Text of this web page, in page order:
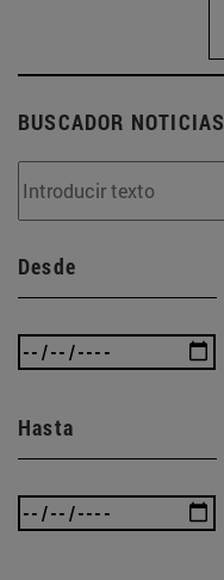
BUSCADOR NOTICIAS
Desde
Hasta